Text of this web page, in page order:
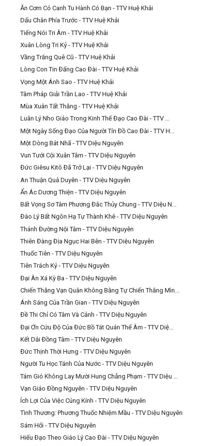
Ăn Cơm Có Canh Tu Hành Có Bạn - TTV Huệ Khải
Dấu Chân Phía Trước - TTV Huệ Khải
Tiếng Nói Tri Âm - TTV Huệ Khải
Xuân Lòng Tri Kỷ - TTV Huệ Khải
Vầng Trăng Quê Cũ - TTV Huệ Khải
Lòng Con Tin Đấng Cao Đài - TTV Huệ Khải
Vọng Một Ánh Sao - TTV Huệ Khải
Tâm Pháp Giải Trần Lao - TTV Huệ Khải
Mùa Xuân Tất Thắng - TTV Huệ Khải
Luân Lý Nho Giáo Trong Kinh Thế Đạo Cao Đài - TTV ...
Một Ngày Sống Đạo Của Người Tín Đồ Cao Đài - TTV H...
Một Dòng Bát Nhã - TTV Diệu Nguyên
Vun Tưới Cội Xuân Tâm - TTV Diệu Nguyên
Đức Giêsu Kitô Đã Trở Lại - TTV Diệu Nguyên
An Thuận Quả Duyên - TTV Diệu Nguyên
Ẩn Ác Dương Thiện - TTV Diệu Nguyên
Bất Vọng Sơ Tâm Phương Đắc Thủy Chung - TTV Diệu N...
Đào Lý Bất Ngôn Hạ Tự Thành Khê - TTV Diệu Nguyên
Thánh Đường Nội Tâm - TTV Diệu Nguyên
Thiên Đàng Địa Ngục Hai Bên - TTV Diệu Nguyên
Thuốc Tiên - TTV Diệu Nguyên
Tiên Trách Kỷ - TTV Diệu Nguyên
Đại Ân Xá Kỳ Ba - TTV Diệu Nguyên
Chiến Thắng Vạn Quân Không Bằng Tự Chiến Thắng Mìn...
Ánh Sáng Của Trần Gian - TTV Diệu Nguyên
Đề Thi Chỉ Có Tâm Và Cảnh - TTV Diệu Nguyên
Đại Ơn Cứu Độ Của Đức Bồ Tát Quán Thế Âm - TTV Diệ...
Kết Dải Đồng Tâm - TTV Diệu Nguyên
Đức Thịnh Thời Hưng - TTV Diệu Nguyên
Người Tu Học Tánh Của Nước - TTV Diệu Nguyên
Tám Gió Không Lay Mười Hung Chẳng Phạm - TTV Diệu ...
Vạn Giáo Đồng Nguyên - TTV Diệu Nguyên
Ích Lợi Của Việc Cúng Kính - TTV Diệu Nguyên
Tình Thương: Phương Thuốc Nhiệm Mầu - TTV Diệu Nguyên
Sám Hối - TTV Diệu Nguyên
Hiếu Đạo Theo Giáo Lý Cao Đài - TTV Diệu Nguyên